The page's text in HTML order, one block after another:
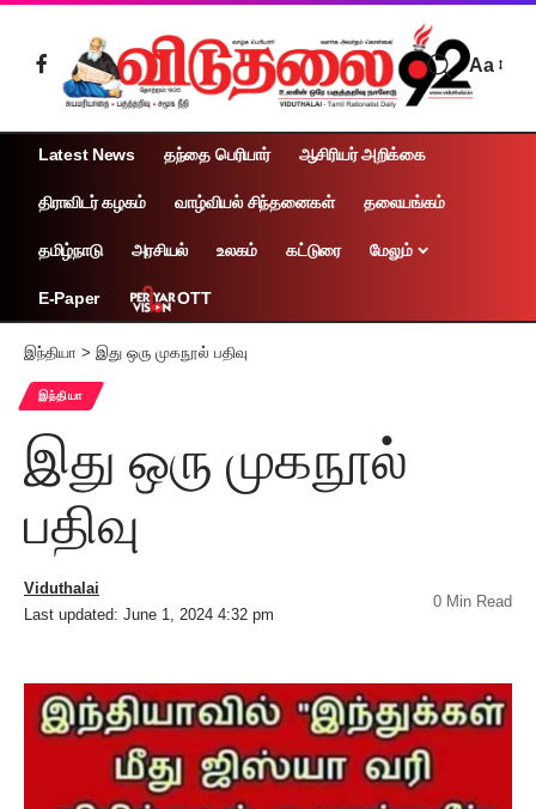
Aa
Latest News தந்தை பெரியார் ஆசிரியர் அறிக்கை
திராவிடர் கழகம் வாழ்வியல் சிந்தனைகள் தலையங்கம்
தமிழ்நாடு அரசியல் உலகம் கட்டுரை மேலும்
E-Paper OTT
இந்தியா > இது ஒரு முகநூல் பதிவு
இந்தியா
இது ஒரு முகநூல்
பதிவு
Last updated: June 1, 2024 4:32 pm
Viduthalai
0 Min Read